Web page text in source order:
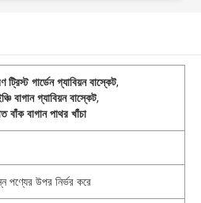
ট্রিস্ট গার্ডেন গ্যাবিয়ন বাস্কেট,
বাগান গ্যাবিয়ন বাস্কেট,
বাঁক বাগান পাথর খাঁচা
পণ্যের উপর নির্ভর করে